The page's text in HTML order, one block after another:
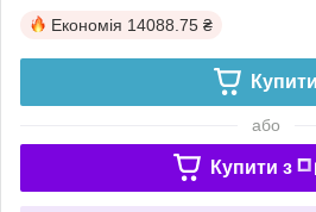
Економія 14088.75 ₴
Купити
або
Купити з